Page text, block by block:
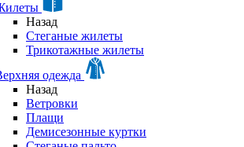
Назад
Стеганые жилеты
Трикотажные жилеты
одежда
Назад
Ветровки
Плащи
Демисезонные куртки